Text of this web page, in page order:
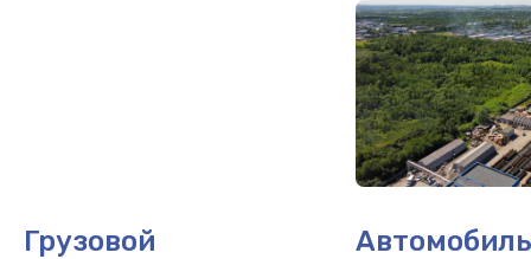
Грузовой